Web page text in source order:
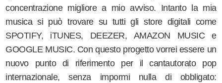
concentrazione migliore a mio avviso. Intanto la mia
musica si può trovare su tutti gli store digitali come
SPOTIFY, iTUNES, DEEZER, AMAZON MUSIC e
GOOGLE MUSIC. Con questo progetto vorrei essere un
nuovo punto di riferimento per il cantautorato pop
internazionale, senza impormi nulla di obbligato: